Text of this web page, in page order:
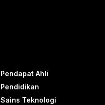
Pendapat Ahli
Pendidikan
Sains Teknologi